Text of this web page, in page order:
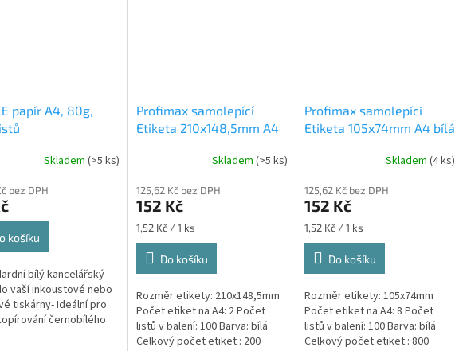
papír A4, 80g,
Skladem (>5 ks)
bez DPH
košíku
bílý kancelářský
vaší inkoustové nebo
tiskárny- Ideální pro
černobílého
Profimax samolepící
Etiketa 210x148,5mm A4
Profimax samolepící
listů v krabici
Skladem (>5 ks)
125,62 Kč bez DPH
152 Kč
Měrná
cena:
1,52 Kč / 1 ks
Do košíku
Rozměr etikety: 210x148,5mm
Počet etiket na A4: 2 Počet
listů v balení: 100 Barva: bílá
Celkový počet etiket : 200
Profimax samolepící
Etiketa 105x74mm A4 bílá
Profimax samolepící
krabici
Skladem(4 ks)
125,62 Kč bez DPH
152 Kč
Měrná
cena:
1,52 Kč / 1 ks
Do košíku
Rozměr etikety: 105x74mm
Počet etiket na A4: 8 Počet
listů v balení: 100 Barva: bílá
Celkový počet etiket : 800